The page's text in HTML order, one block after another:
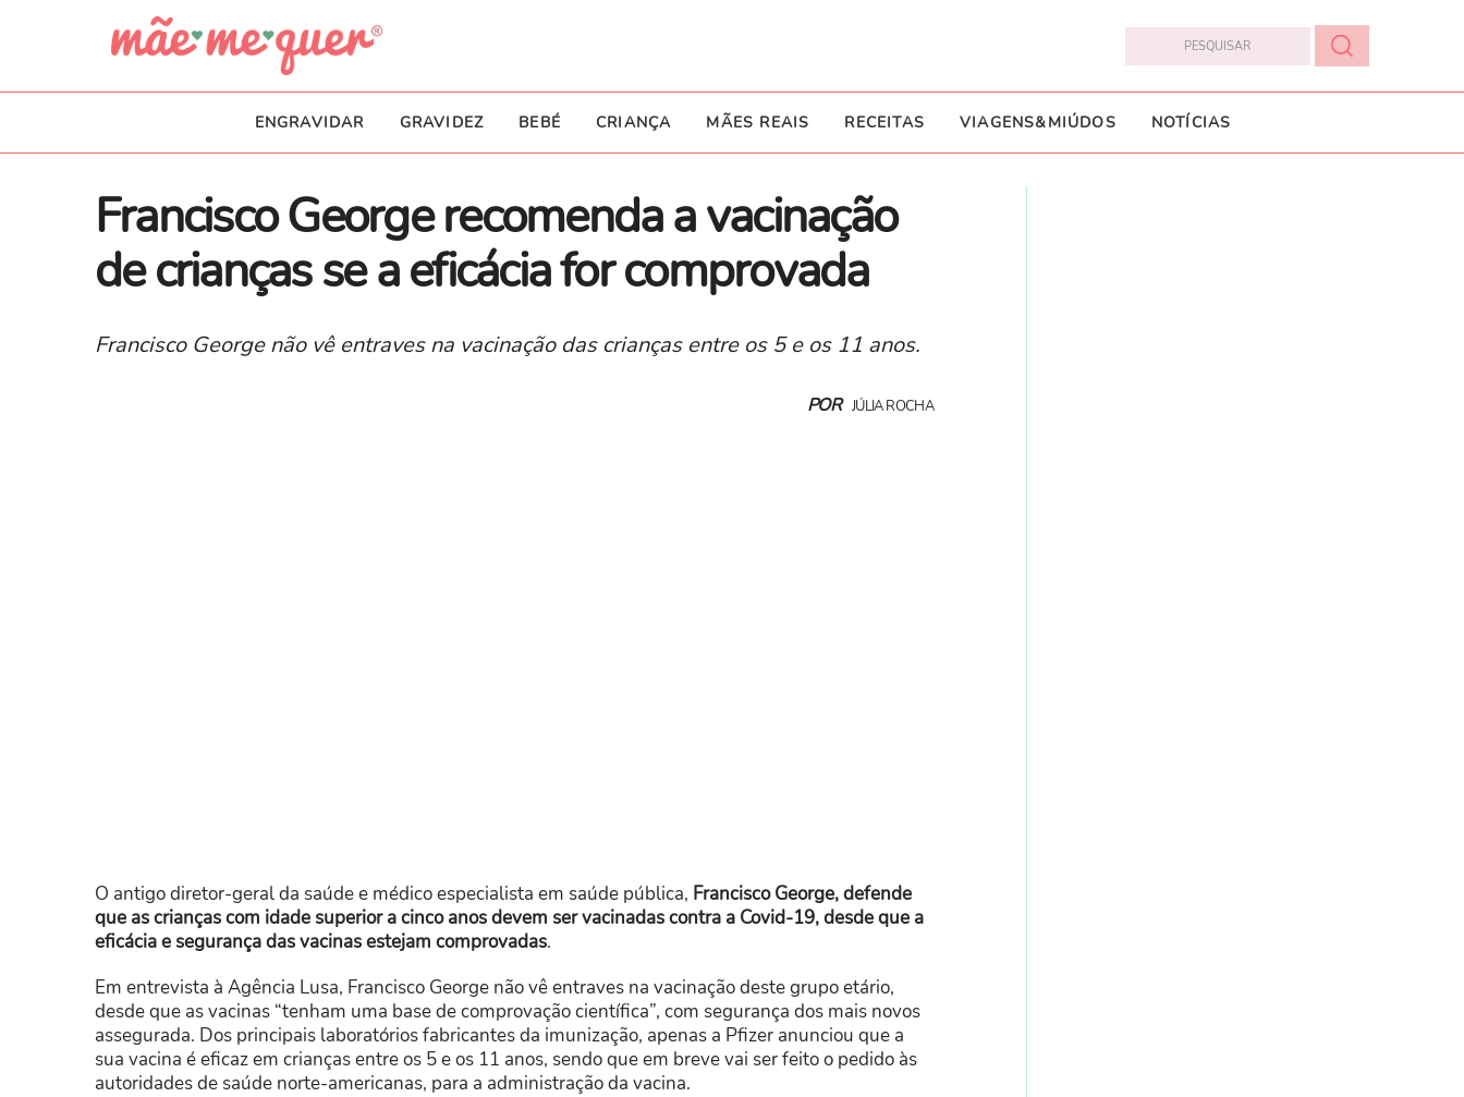
ENGRAVIDAR GRAVIDEZ BEBÉ CRIANÇA MÃES REAIS RECEITAS VIAGENS&MIÚDOS NOTÍCIAS
Francisco George recomenda a vacinação
de crianças se a eficácia for comprovada
Francisco George não vê entraves na vacinação das crianças entre os 5 e os 11 anos.
POR JÚLIA ROCHA
O antigo diretor-geral da saúde e médico especialista em saúde pública, Francisco George, defende
que as crianças com idade superior a cinco anos devem ser vacinadas contra a Covid-19, desde que a
eficácia e segurança das vacinas estejam comprovadas.
Em entrevista à Agência Lusa, Francisco George não vê entraves na vacinação deste grupo etário,
desde que as vacinas “tenham uma base de comprovação científica”, com segurança dos mais novos
assegurada. Dos principais laboratórios fabricantes da imunização, apenas a Pfizer anunciou que a
sua vacina é eficaz em crianças entre os 5 e os 11 anos, sendo que em breve vai ser feito o pedido às
autoridades de saúde norte-americanas, para a administração da vacina.